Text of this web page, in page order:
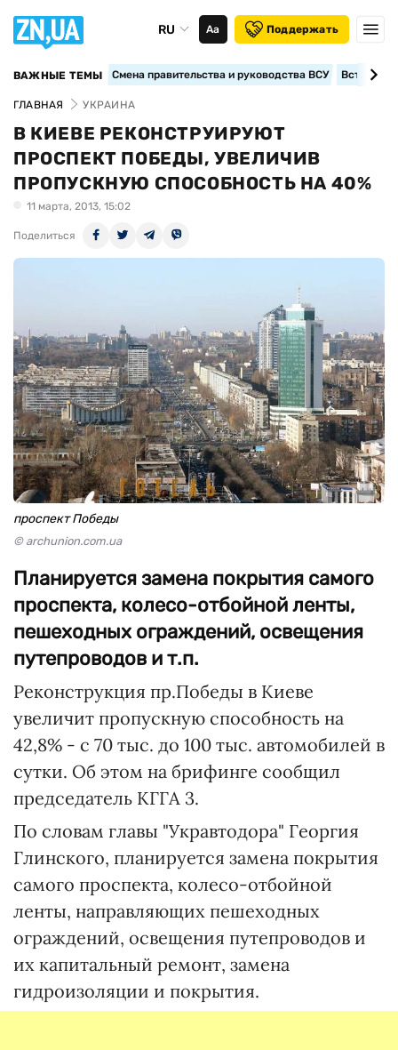
RU Аа Поддержать
ВАЖНЫЕ ТЕМЫ Смена правительства и руководства ВСУ
ГЛАВНАЯ УКРАИНА
В КИЕВЕ РЕКОНСТРУИРУЮТ
ПРОСПЕКТ ПОБЕДЫ, УВЕЛИЧИВ
ПРОПУСКНУЮ СПОСОБНОСТЬ НА 40%
11 марта, 2013, 15:02
Поделиться
проспект Победы
© archunion.com.ua
Планируется замена покрытия самого
проспекта, колесо-отбойной ленты,
пешеходных ограждений, освещения
путепроводов и т.п.
Реконструкция пр.Победы в Киеве
увеличит пропускную способность на
42,8% - с 70 тыс. до 100 тыс. автомобилей в
сутки. Об этом на брифинге сообщил
председатель КГГА 3.
По словам главы "Укравтодора" Георгия
Глинского, планируется замена покрытия
самого проспекта, колесо-отбойной
ленты, направляющих пешеходных
ограждений, освещения путепроводов и
их капитальный ремонт, замена
гидроизоляции и покрытия.